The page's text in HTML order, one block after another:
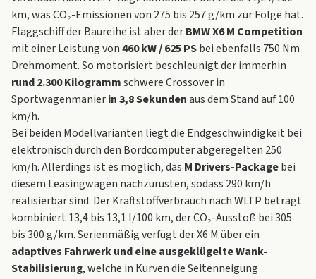
km, was CO₂-Emissionen von 275 bis 257 g/km zur Folge hat.
Flaggschiff der Baureihe ist aber derBMW X6 M Competition
mit einer Leistung von460 kW / 625 PSbei ebenfalls 750 Nm
Drehmoment. So motorisiert beschleunigt der immerhin
rund 2.300 Kilogrammschwere Crossover in
Sportwagenmanierin 3,8 Sekundenaus dem Stand auf 100
km/h.
Bei beiden Modellvarianten liegt die Endgeschwindigkeit bei
elektronisch durch den Bordcomputer abgeregelten 250
km/h. Allerdings ist es möglich, das M Drivers-Packagebei
diesem Leasingwagen nachzurüsten, sodass 290 km/h
realisierbar sind. Der Kraftstoffverbrauch nach WLTP beträgt
kombiniert 13,4 bis 13,1 l/100 km, der CO₂-Ausstoß bei 305
bis 300 g/km. Serienmäßig verfügt der X6 M über ein
adaptives Fahrwerk und eine ausgeklügelte Wank-
Stabilisierung, welche in Kurven die Seitenneigung